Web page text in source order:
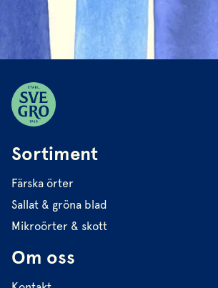
Sortiment
Färska örter
Sallat & gröna blad
Mikroörter & skott
Om oss